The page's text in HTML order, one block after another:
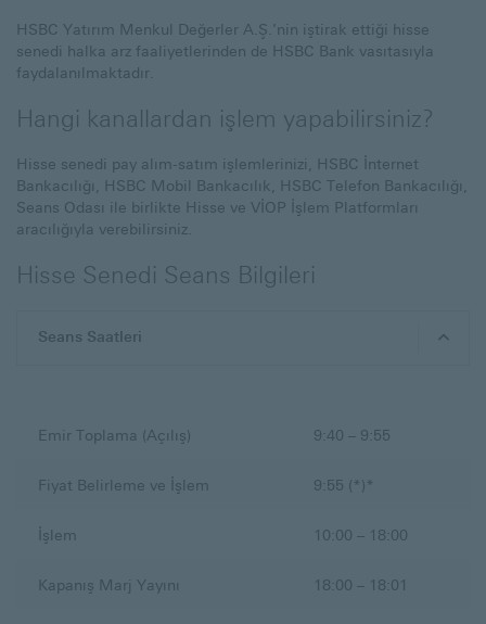
HSBC Yatırım Menkul Değerler A.Ş.’nin iştirak ettiği hisse
senedi halka arz faaliyetlerinden de HSBC Bank vasıtasıyla
faydalanılmaktadır.
Hangi kanallardan işlem yapabilirsiniz?
Hisse senedi pay alım-satım işlemlerinizi, HSBC İnternet
Bankacılığı, HSBC Mobil Bankacılık, HSBC Telefon Bankacılığı,
Seans Odası ile birlikte Hisse ve VİOP İşlem Platformları
aracılığıyla verebilirsiniz.
Hisse Senedi Seans Bilgileri
Seans Saatleri
Emir Toplama (Açılış) 9:40 – 9:55
Fiyat Belirleme ve İşlem 9:55 (*)*
İşlem 10:00 – 18:00
Kapanış Marj Yayını 18:00 – 18:01